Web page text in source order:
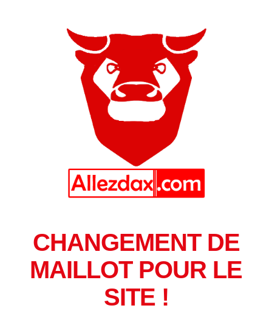
CHANGEMENT DE
MAILLOT POUR LE
SITE !